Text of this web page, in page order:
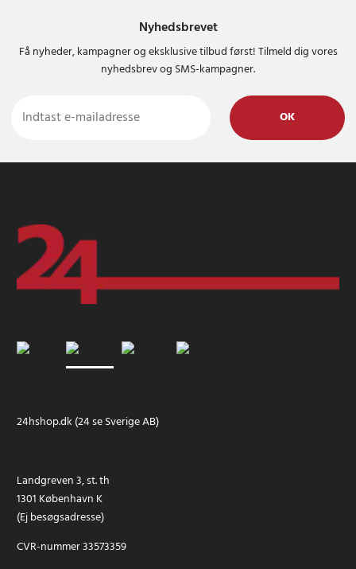
Nyhedsbrevet
Få nyheder, kampagner og eksklusive tilbud først! Tilmeld dig vores
nyhedsbrev og SMS-kampagner.
OK
24hshop.dk (24 se Sverige AB)
Landgreven 3, st. th
1301 København K
(Ej besøgsadresse)
CVR-nummer 33573359